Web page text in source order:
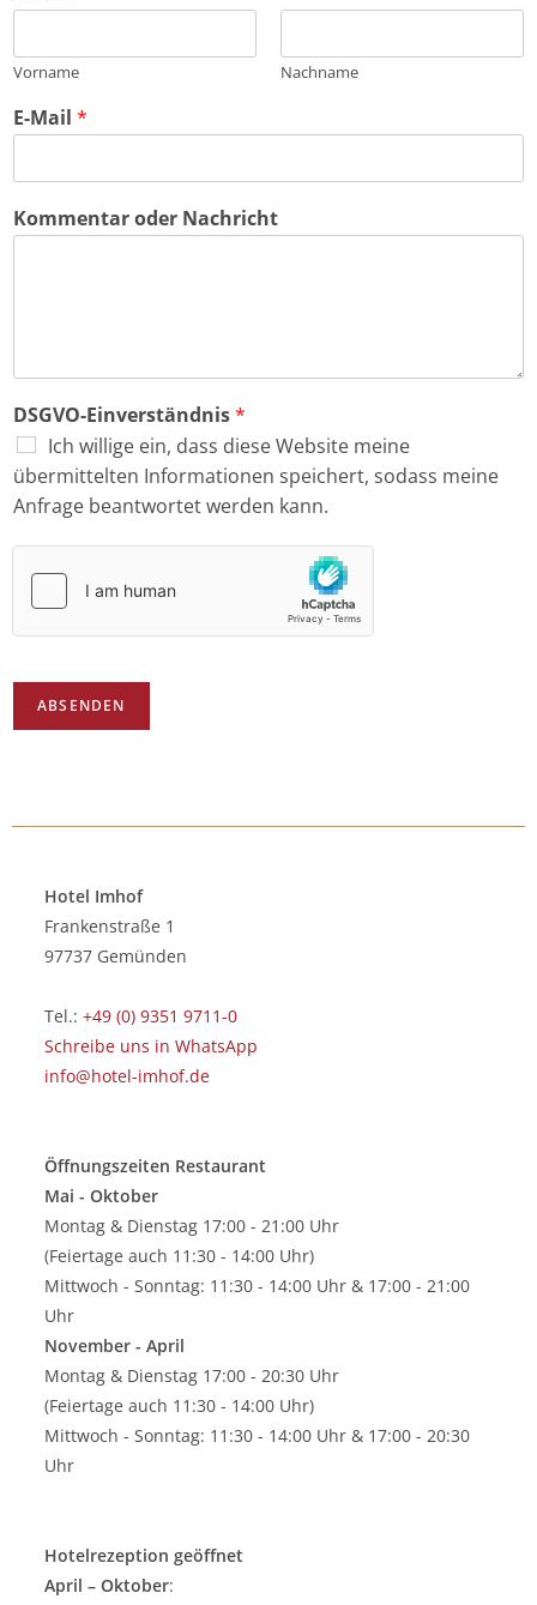
Vorname Nachname
E-Mail *
Kommentar oder Nachricht
DSGVO-Einverständnis*
Ich willige ein, dass diese Website meine
übermittelten Informationen speichert, sodass meine
Anfrage beantwortet werden kann.
ABSENDEN
Hotel Imhof
Frankenstraße 1
97737 Gemünden
Tel.:+49 (0) 9351 9711-0
Schreibe uns in WhatsApp
info@hotel-imhof.de
Öffnungszeiten Restaurant
Mai - Oktober
Montag & Dienstag 17:00 - 21:00 Uhr
(Feiertage auch 11:30 - 14:00 Uhr)
Mittwoch - Sonntag: 11:30 - 14:00 Uhr & 17:00 - 21:00
Uhr
November - April
Montag & Dienstag 17:00 - 20:30 Uhr
(Feiertage auch 11:30 - 14:00 Uhr)
Mittwoch - Sonntag: 11:30 - 14:00 Uhr & 17:00 - 20:30
Uhr
Hotelrezeption geöffnet
April – Oktober: